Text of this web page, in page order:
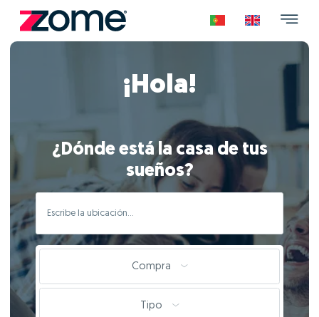
¡Hola!
¿Dónde está la casa de tus
sueños?
Compra
Tipo